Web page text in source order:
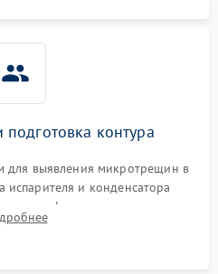
подготовка контура
для выявления микротрещин в
испарителя и конденсатора
фильтра-осушителя и
для устранения засоров.